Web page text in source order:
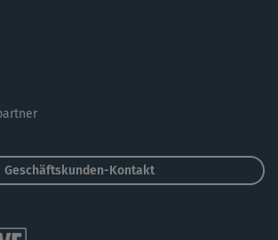
Geschäftskunden-Kontakt